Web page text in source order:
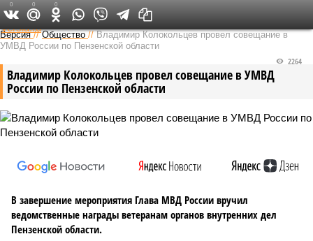
Федеральный выпуск
Версия //Общество //Владимир Колокольцев провел совещание в
УМВД России по Пензенской области
Владимир Колокольцев провел совещание в УМВД
России по Пензенской области
2264
В завершение мероприятия Глава МВД России вручил
ведомственные награды ветеранам органов внутренних дел
Пензенской области.
0 0 0